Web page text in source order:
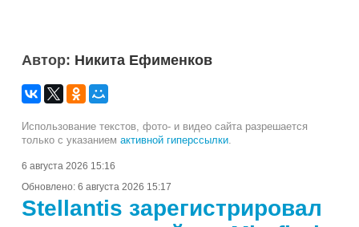
Автор: Никита Ефименков
Использование текстов, фото- и видео сайта разрешается
только с указанием активной гиперссылки
6 августа 2026 15:16
Обновлено: 6 августа 2026 15:17
Stellantis зарегистрировал